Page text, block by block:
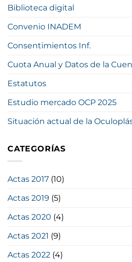
Biblioteca digital
Convenio INADEM
Consentimientos Inf.
Cuota Anual y Datos de la
Estatutos
Estudio mercado OCP 2025
Situación actual de la
CATEGORÍAS
Actas 2017 (10)
Actas 2019 (5)
Actas 2020 (4)
Actas 2021 (9)
Actas 2022 (4)